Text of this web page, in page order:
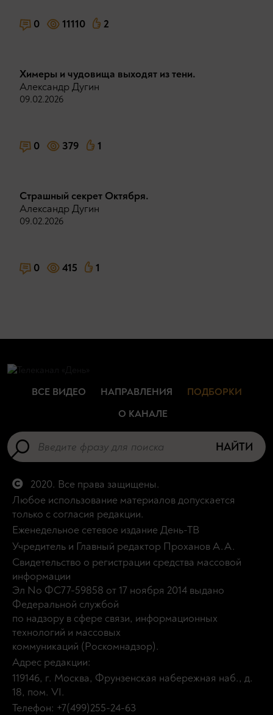
0 11110 2
Химеры и чудовища выходят из тени.
Александр Дугин
09.02.2026
0 379 1
Страшный секрет Октября.
Александр Дугин
09.02.2026
0 415 1
ВСЕ ВИДЕО НАПРАВЛЕНИЯ
ПОДБОРКИ
О КАНАЛЕ
НАЙТИ
2020. Все права защищены.
Любое использование материалов допускается
только с согласия редакции.
Еженедельное сетевое издание День-ТВ
Учредитель и Главный редактор Проханов А.А.
Свидетельство о регистрации средства массовой
информации
Эл No ФС77-59858 от 17 ноября 2014 выдано
Федеральной службой
по надзору в сфере связи, информационных
технологий и массовых
коммуникаций (Роскомнадзор).
Адрес редакции:
119146, г. Москва, Фрунзенская набережная наб., д.
18, пом. VI.
Телефон: +7(499)255-24-63